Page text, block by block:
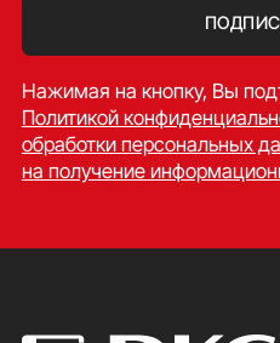
Нажимая на кнопку, Вы
Политикой
обработки персональных
на получение